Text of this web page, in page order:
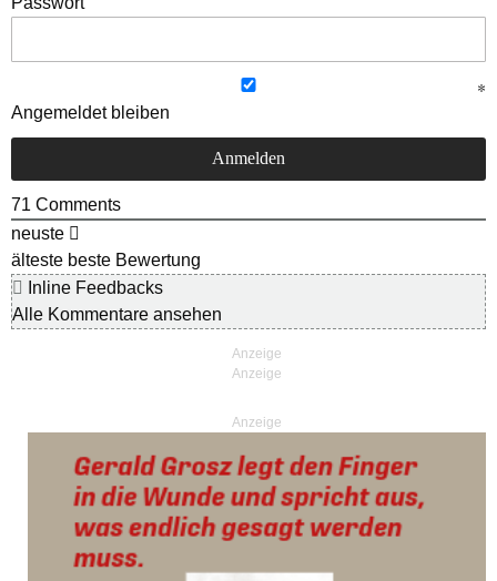
Angemeldet bleiben
71 Comments
neuste
älteste beste Bewertung
Inline Feedbacks
Alle Kommentare ansehen
Anzeige